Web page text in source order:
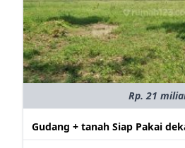
Rp. 21
Gudang + tanah Siap Pakai